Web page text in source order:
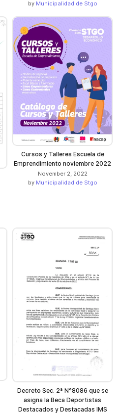
by Municipalidad de Stgo
Cursos y Talleres Escuela de
Emprendimiento noviembre 2022
November 2, 2022
by Municipalidad de Stgo
Decreto Sec. 2ª N°8086 que se
asigna la Beca Deportistas
Destacados y Destacadas IMS